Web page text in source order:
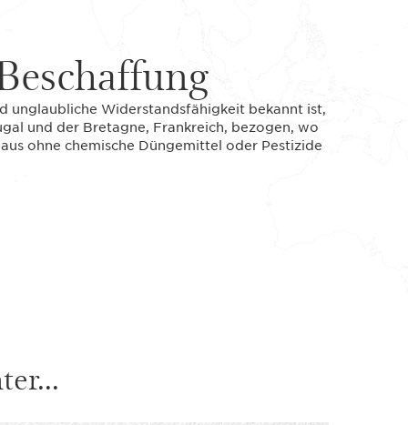
unglaubliche Widerstandsfähigkeit bekannt ist,
und der Bretagne, Frankreich, bezogen, wo
ohne chemische Düngemittel oder Pestizide